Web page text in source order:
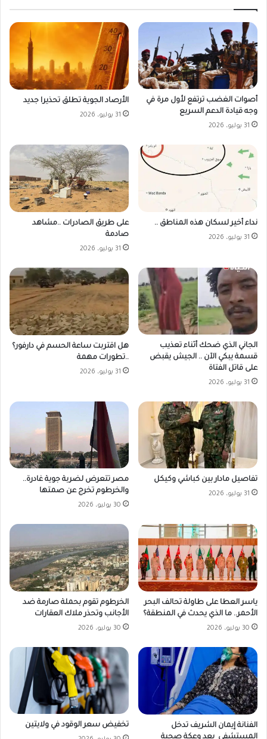
أصوات الغضب ترتفع لأول مرة في
وجه قيادة الدعم السريع
31 يوليو، 2026
الأرصاد الجوية تطلق تحذيرا جديد
31 يوليو، 2026
نداء أخير لسكان هذه المناطق ..
31 يوليو، 2026
على طريق الصادرات ..مشاهد
صادمة
31 يوليو، 2026
الجاني الذي ضحك أثناء تعذيب
قسمة يبكي الآن .. الجيش يقبض
على قاتل الفتاة
31 يوليو، 2026
هل اقتربت ساعة الحسم في دارفور؟
..تطورات مهمة
31 يوليو، 2026
تفاصيل مادار بين كباشي وكيكل
31 يوليو، 2026
مصر تتعرض لضربة جوية غادرة..
والخرطوم تخرج عن صمتها
30 يوليو، 2026
ياسر العطا على طاولة تحالف البحر
الأحمر.. ما الذي يحدث في المنطقة؟
30 يوليو، 2026
الخرطوم تقوم بحملة صارمة ضد
الأجانب وتحذر ملاك العقارات
30 يوليو، 2026
الفنانة إيمان الشريف تدخل
المستشفى بعد وعكة صحية
تخفيض سعر الوقود في ولايتين